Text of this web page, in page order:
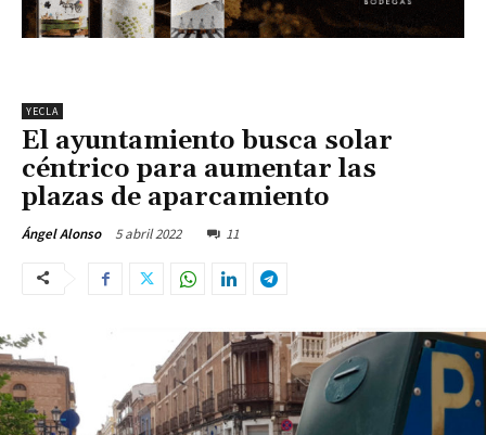
YECLA
El ayuntamiento busca solar
céntrico para aumentar las
plazas de aparcamiento
Ángel Alonso 5 abril 2022 11